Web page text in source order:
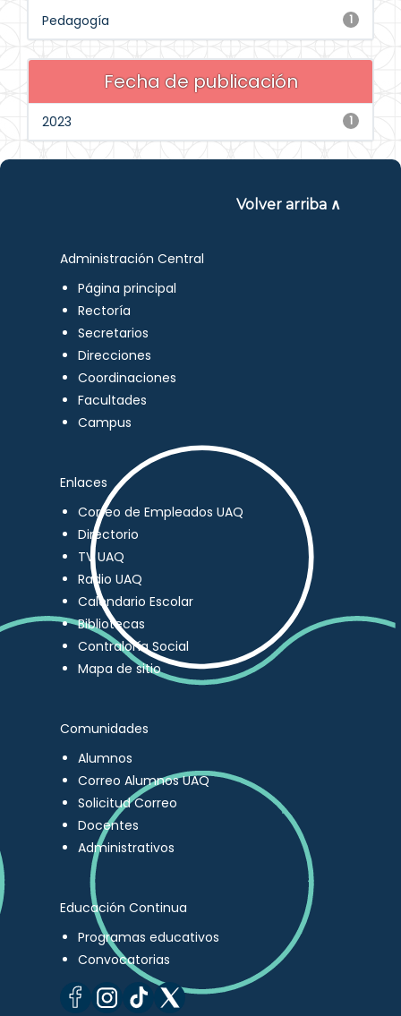
1
Pedagogía
Fecha de publicación
1
2023
Volver arriba ∧
Administración Central
Página principal
Rectoría
Secretarios
Direcciones
Coordinaciones
Facultades
Campus
Enlaces
Correo de Empleados UAQ
Directorio
TV UAQ
Radio UAQ
Calendario Escolar
Bibliotecas
Contraloría Social
Mapa de sitio
Comunidades
Alumnos
Correo Alumnos UAQ
Solicitud Correo
Docentes
Administrativos
Educación Continua
Programas educativos
Convocatorias